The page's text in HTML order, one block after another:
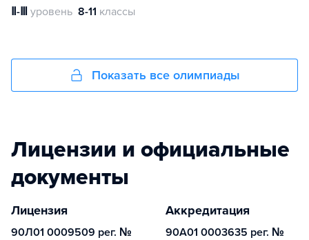
Ⅱ-Ⅲ уровень 8-11 классы
Показать все олимпиады
Лицензии и официальные
документы
Лицензия
90Л01 0009509 рег. №
Аккредитация
90А01 0003635 рег. №